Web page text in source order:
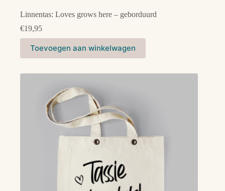
Linnentas: Loves grows here – geborduurd
€19,95
Toevoegen aan winkelwagen